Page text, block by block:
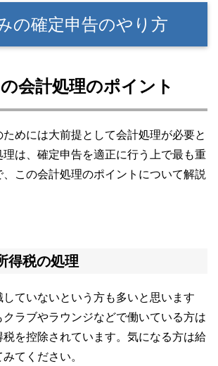
の確定申告のやり方
会計処理のポイント
ためには大前提として会計処理が必要と
理は、確定申告を適正に行う上で最も重
この会計処理のポイントについて解説
得税の処理
していないという方も多いと思います
ラブやラウンジなどで働いている方は
を控除されています。気になる方は給
てください。